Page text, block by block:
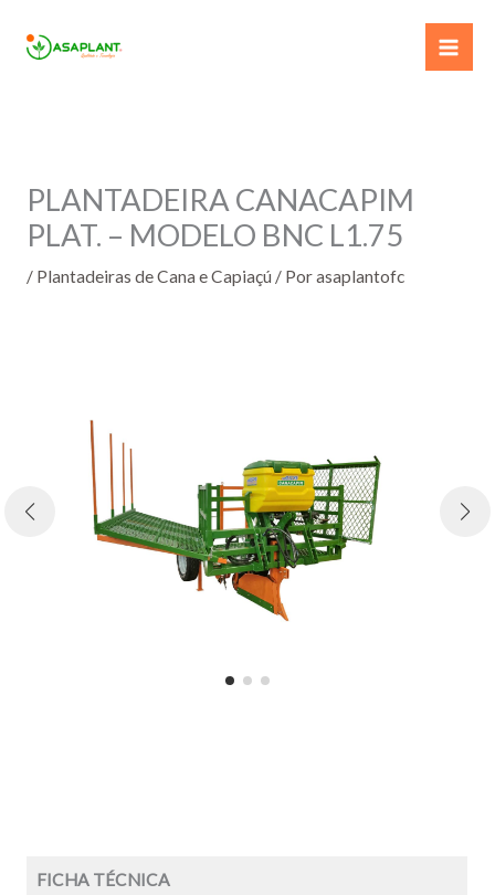
para
PLANTADEIRA CANACAPIM
PLAT. – MODELO BNC L1.75
/ Plantadeiras de Cana e Capiaçú / Porasaplantofc
FICHA TÉCNICA